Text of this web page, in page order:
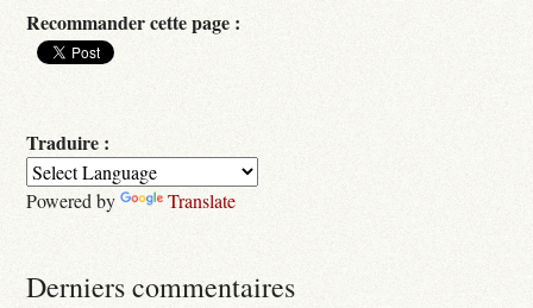
Recommander cette page :
Traduire :
Powered by Translate
Derniers commentaires